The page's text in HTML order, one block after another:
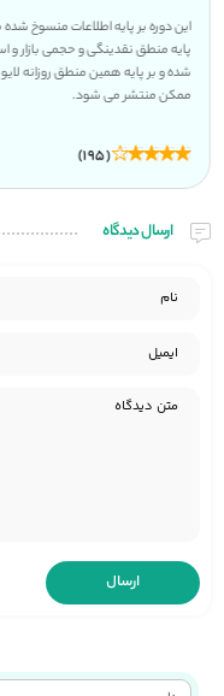
این دوره بر پایه اطلاعات منسوخ
پایه منطق نقدینگی و حجمی بازار
شده و بر پایه همین منطق روزانه
ممکن منتشر می شود.
(195)
ارسال دیدگاه